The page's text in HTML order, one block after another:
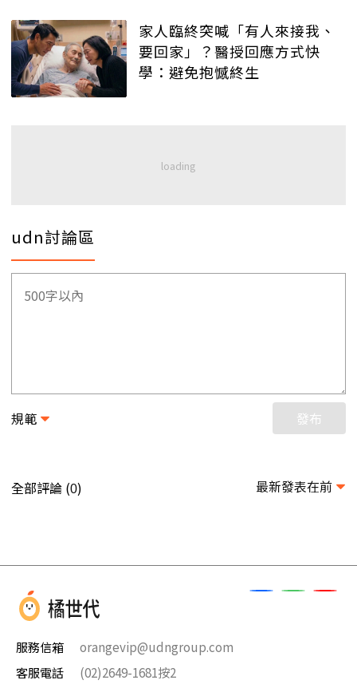
家人臨終突喊「有人來接我、
要回家」？醫授回應方式快
學：避免抱憾終生
udn討論區
規範 發布
全部評論 (0) 最新發表在前
服務信箱
orangevip@udngroup.com
客服電話
(02)2649-1681按2